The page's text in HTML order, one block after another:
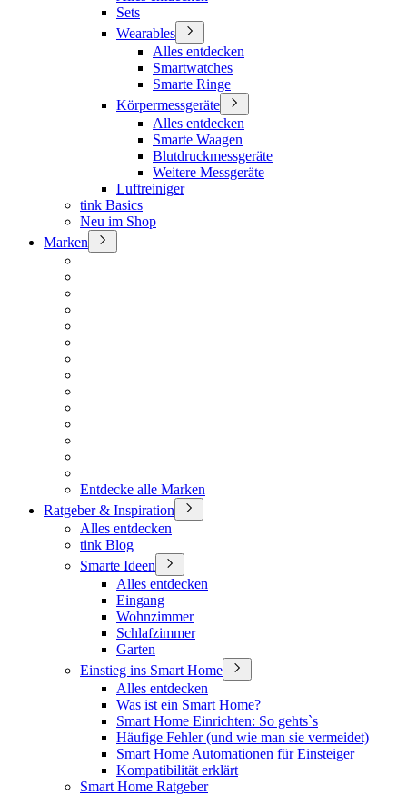
Sets
Wearables
Alles entdecken
Smartwatches
Smarte Ringe
Körpermessgeräte
Alles entdecken
Smarte Waagen
Blutdruckmessgeräte
Weitere Messgeräte
Luftreiniger
tink Basics
Neu im Shop
Marken
Entdecke alle Marken
Ratgeber & Inspiration
Alles entdecken
tink Blog
Smarte Ideen
Alles entdecken
Eingang
Wohnzimmer
Schlafzimmer
Garten
Einstieg ins Smart Home
Alles entdecken
Was ist ein Smart Home?
Smart Home Einrichten: So gehts`s
Häufige Fehler (und wie man sie vermeidet)
Smart Home Automationen für Einsteiger
Kompatibilität erklärt
Smart Home Ratgeber